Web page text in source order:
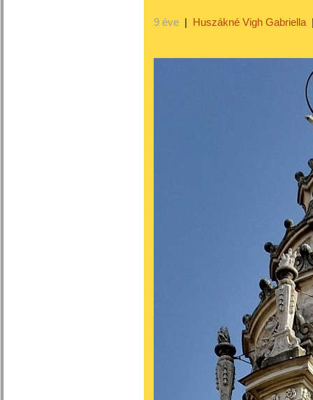
9 éve | Huszákné Vigh Gabriella